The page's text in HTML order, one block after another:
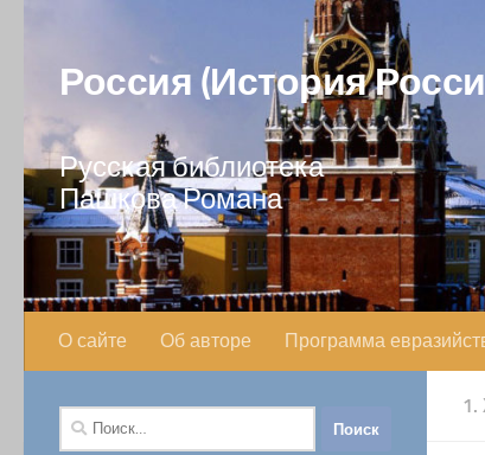
Россия (История
Русская библиотека
Пашкова Романа
О сайте Об авторе Программа
Найти: